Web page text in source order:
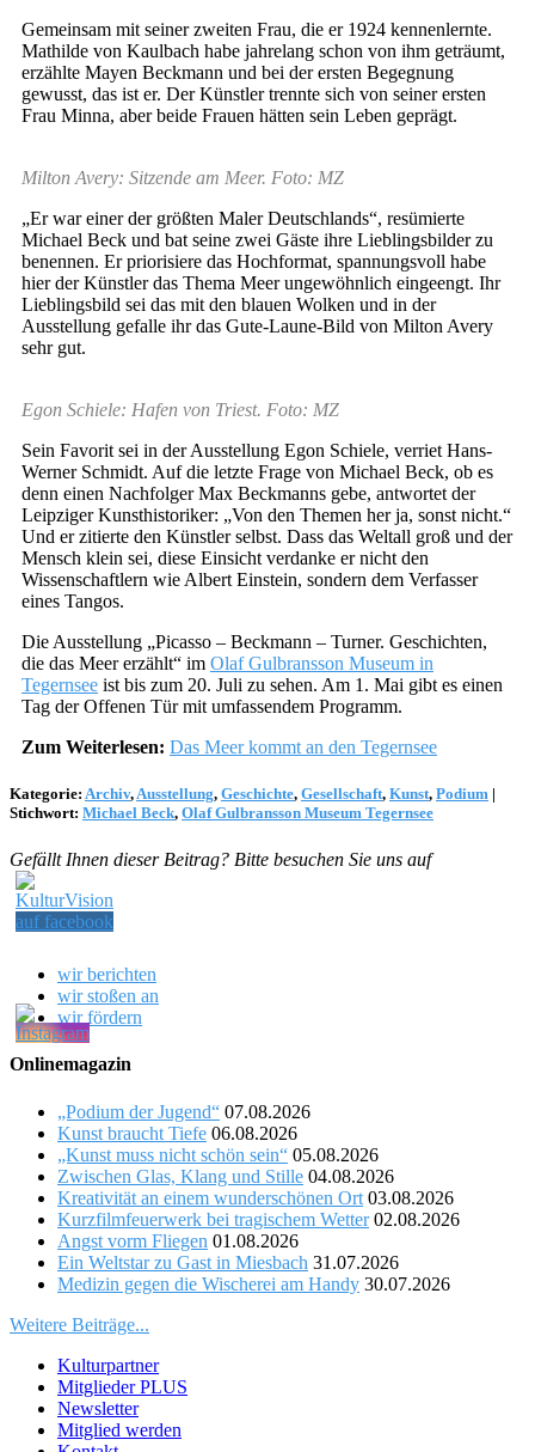
Gemeinsam mit seiner zweiten Frau, die er 1924 kennenlernte.
Mathilde von Kaulbach habe jahrelang schon von ihm geträumt,
erzählte Mayen Beckmann und bei der ersten Begegnung
gewusst, das ist er. Der Künstler trennte sich von seiner ersten
Frau Minna, aber beide Frauen hätten sein Leben geprägt.
Milton Avery: Sitzende am Meer. Foto: MZ
„Er war einer der größten Maler Deutschlands“, resümierte
Michael Beck und bat seine zwei Gäste ihre Lieblingsbilder zu
benennen. Er priorisiere das Hochformat, spannungsvoll habe
hier der Künstler das Thema Meer ungewöhnlich eingeengt. Ihr
Lieblingsbild sei das mit den blauen Wolken und in der
Ausstellung gefalle ihr das Gute-Laune-Bild von Milton Avery
sehr gut.
Egon Schiele: Hafen von Triest. Foto: MZ
Sein Favorit sei in der Ausstellung Egon Schiele, verriet Hans-
Werner Schmidt. Auf die letzte Frage von Michael Beck, ob es
denn einen Nachfolger Max Beckmanns gebe, antwortet der
Leipziger Kunsthistoriker: „Von den Themen her ja, sonst nicht.“
Und er zitierte den Künstler selbst. Dass das Weltall groß und der
Mensch klein sei, diese Einsicht verdanke er nicht den
Wissenschaftlern wie Albert Einstein, sondern dem Verfasser
eines Tangos.
Die Ausstellung „Picasso – Beckmann – Turner. Geschichten,
die das Meer erzählt“ im Olaf Gulbransson Museum in
Tegernsee ist bis zum 20. Juli zu sehen. Am 1. Mai gibt es einen
Tag der Offenen Tür mit umfassendem Programm.
Zum Weiterlesen: Das Meer kommt an den Tegernsee
Kategorie: Archiv,Ausstellung, Geschichte, Gesellschaft, Kunst, Podium |
Stichwort: Michael Beck, Olaf Gulbransson Museum Tegernsee
Gefällt Ihnen dieser Beitrag? Bitte besuchen Sie uns auf
wir berichten
wir stoßen an
wir fördern
Onlinemagazin
„Podium der Jugend“ 07.08.2026
Kunst braucht Tiefe 06.08.2026
„Kunst muss nicht schön sein“ 05.08.2026
Zwischen Glas, Klang und Stille 04.08.2026
Kreativität an einem wunderschönen Ort 03.08.2026
Kurzfilmfeuerwerk bei tragischem Wetter 02.08.2026
Angst vorm Fliegen 01.08.2026
Ein Weltstar zu Gast in Miesbach 31.07.2026
Medizin gegen die Wischerei am Handy 30.07.2026
Weitere Beiträge...
Kulturpartner
Mitglieder PLUS
Newsletter
Mitglied werden